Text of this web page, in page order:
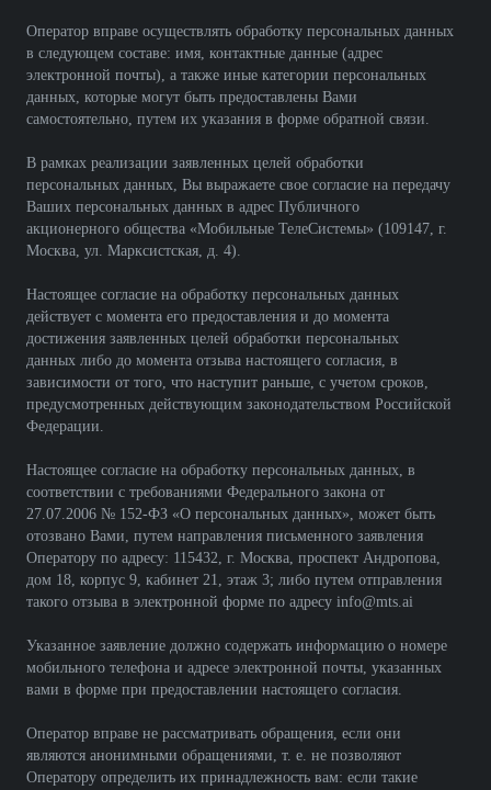
Оператор вправе осуществлять обработку персональных данных
в следующем составе: имя, контактные данные (адрес
электронной почты), а также иные категории персональных
данных, которые могут быть предоставлены Вами
самостоятельно, путем их указания в форме обратной связи.
В рамках реализации заявленных целей обработки
персональных данных, Вы выражаете свое согласие на передачу
Ваших персональных данных в адрес Публичного
акционерного общества «Мобильные ТелеСистемы» (109147, г.
Москва, ул. Марксистская, д. 4).
Настоящее согласие на обработку персональных данных
действует с момента его предоставления и до момента
достижения заявленных целей обработки персональных
данных либо до момента отзыва настоящего согласия, в
зависимости от того, что наступит раньше, с учетом сроков,
предусмотренных действующим законодательством Российской
Федерации.
Настоящее согласие на обработку персональных данных, в
соответствии с требованиями Федерального закона от
27.07.2006 № 152-ФЗ «О персональных данных», может быть
отозвано Вами, путем направления письменного заявления
Оператору по адресу: 115432, г. Москва, проспект Андропова,
дом 18, корпус 9, кабинет 21, этаж 3; либо путем отправления
такого отзыва в электронной форме по адресу info@mts.ai
Указанное заявление должно содержать информацию о номере
мобильного телефона и адресе электронной почты, указанных
вами в форме при предоставлении настоящего согласия.
Оператор вправе не рассматривать обращения, если они
являются анонимными обращениями, т. е. не позволяют
Оператору определить их принадлежность вам: если такие